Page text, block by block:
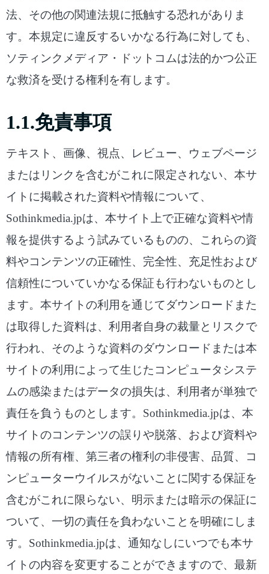
法、その他の関連法規に抵触する恐れがありま
す。本規定に違反するいかなる行為に対しても、
ソティンクメディア・ドットコムは法的かつ公正
な救済を受ける権利を有します。
1.1.免責事項
テキスト、画像、視点、レビュー、ウェブページ
またはリンクを含むがこれに限定されない、本サ
イトに掲載された資料や情報について、
Sothinkmedia.jpは、本サイト上で正確な資料や情
報を提供するよう試みているものの、これらの資
料やコンテンツの正確性、完全性、充足性および
信頼性についていかなる保証も行わないものとし
ます。本サイトの利用を通じてダウンロードまた
は取得した資料は、利用者自身の裁量とリスクで
行われ、そのような資料のダウンロードまたは本
サイトの利用によって生じたコンピュータシステ
ムの感染またはデータの損失は、利用者が単独で
責任を負うものとします。Sothinkmedia.jpは、本
サイトのコンテンツの誤りや脱落、および資料や
情報の所有権、第三者の権利の非侵害、品質、コ
ンピューターウイルスがないことに関する保証を
含むがこれに限らない、明示または暗示の保証に
ついて、一切の責任を負わないことを明確にしま
す。Sothinkmedia.jpは、通知なしにいつでも本サ
イトの内容を変更することができますので、最新